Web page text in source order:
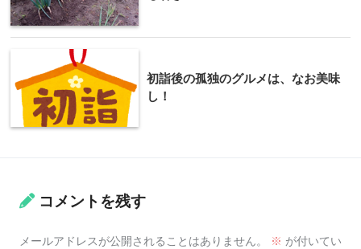
初詣後の孤独のグルメは、なお美味
し！
コメントを残す
メールアドレスが公開されることはありません。 ※ が付いてい